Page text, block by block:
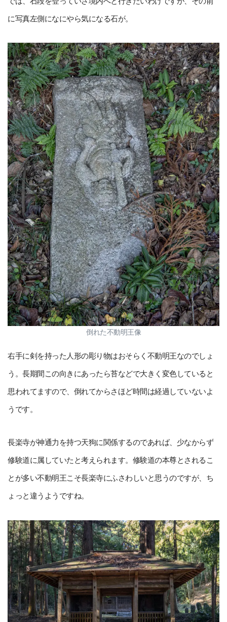
に写真左側になにやら気になる石が。
倒れた不動明王像
右手に剣を持った人形の彫り物はおそらく不動明王なのでしょ
う。長期間この向きにあったら苔などで大きく変色していると
思われてますので、倒れてからさほど時間は経過していないよ
うです。
長楽寺が神通力を持つ天狗に関係するのであれば、少なからず
修験道に属していたと考えられます。修験道の本尊とされるこ
とが多い不動明王こそ長楽寺にふさわしいと思うのですが、ち
ょっと違うようですね。